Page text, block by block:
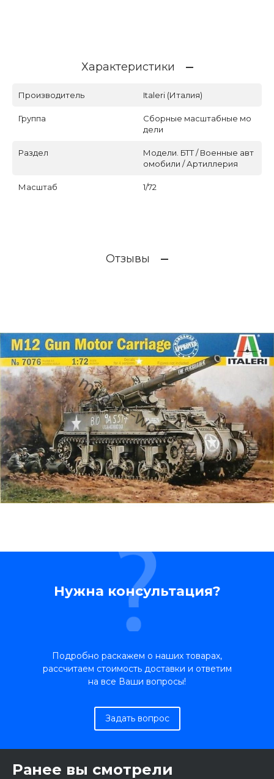
Характеристики
Производитель Italeri (Италия)
Группа
Сборные масштабные мо
дели
Раздел
Модели. БТТ / Военные авт
омобили / Артиллерия
Масштаб 1/72
Отзывы
Нужна консультация?
Подробно раскажем о наших товарах,
рассчитаем стоимость доставки и ответим
на все Ваши вопросы!
Задать вопрос
Ранее вы смотрели